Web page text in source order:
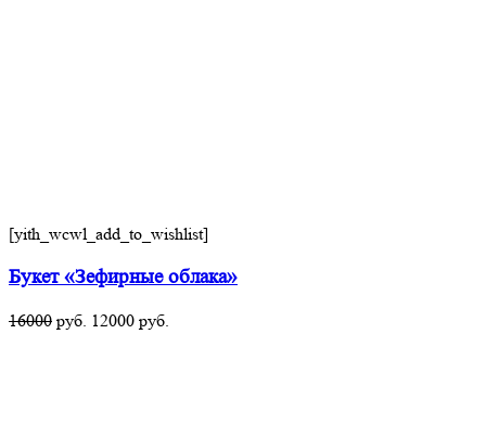
[yith_wcwl_add_to_wishlist]
Букет «Зефирные облака»
16000 руб. 12000 руб.